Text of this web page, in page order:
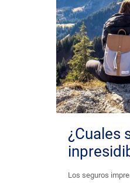
¿Cuales
Los seguros